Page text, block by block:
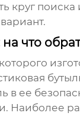
круг поиска
что
в ее
Наиболее